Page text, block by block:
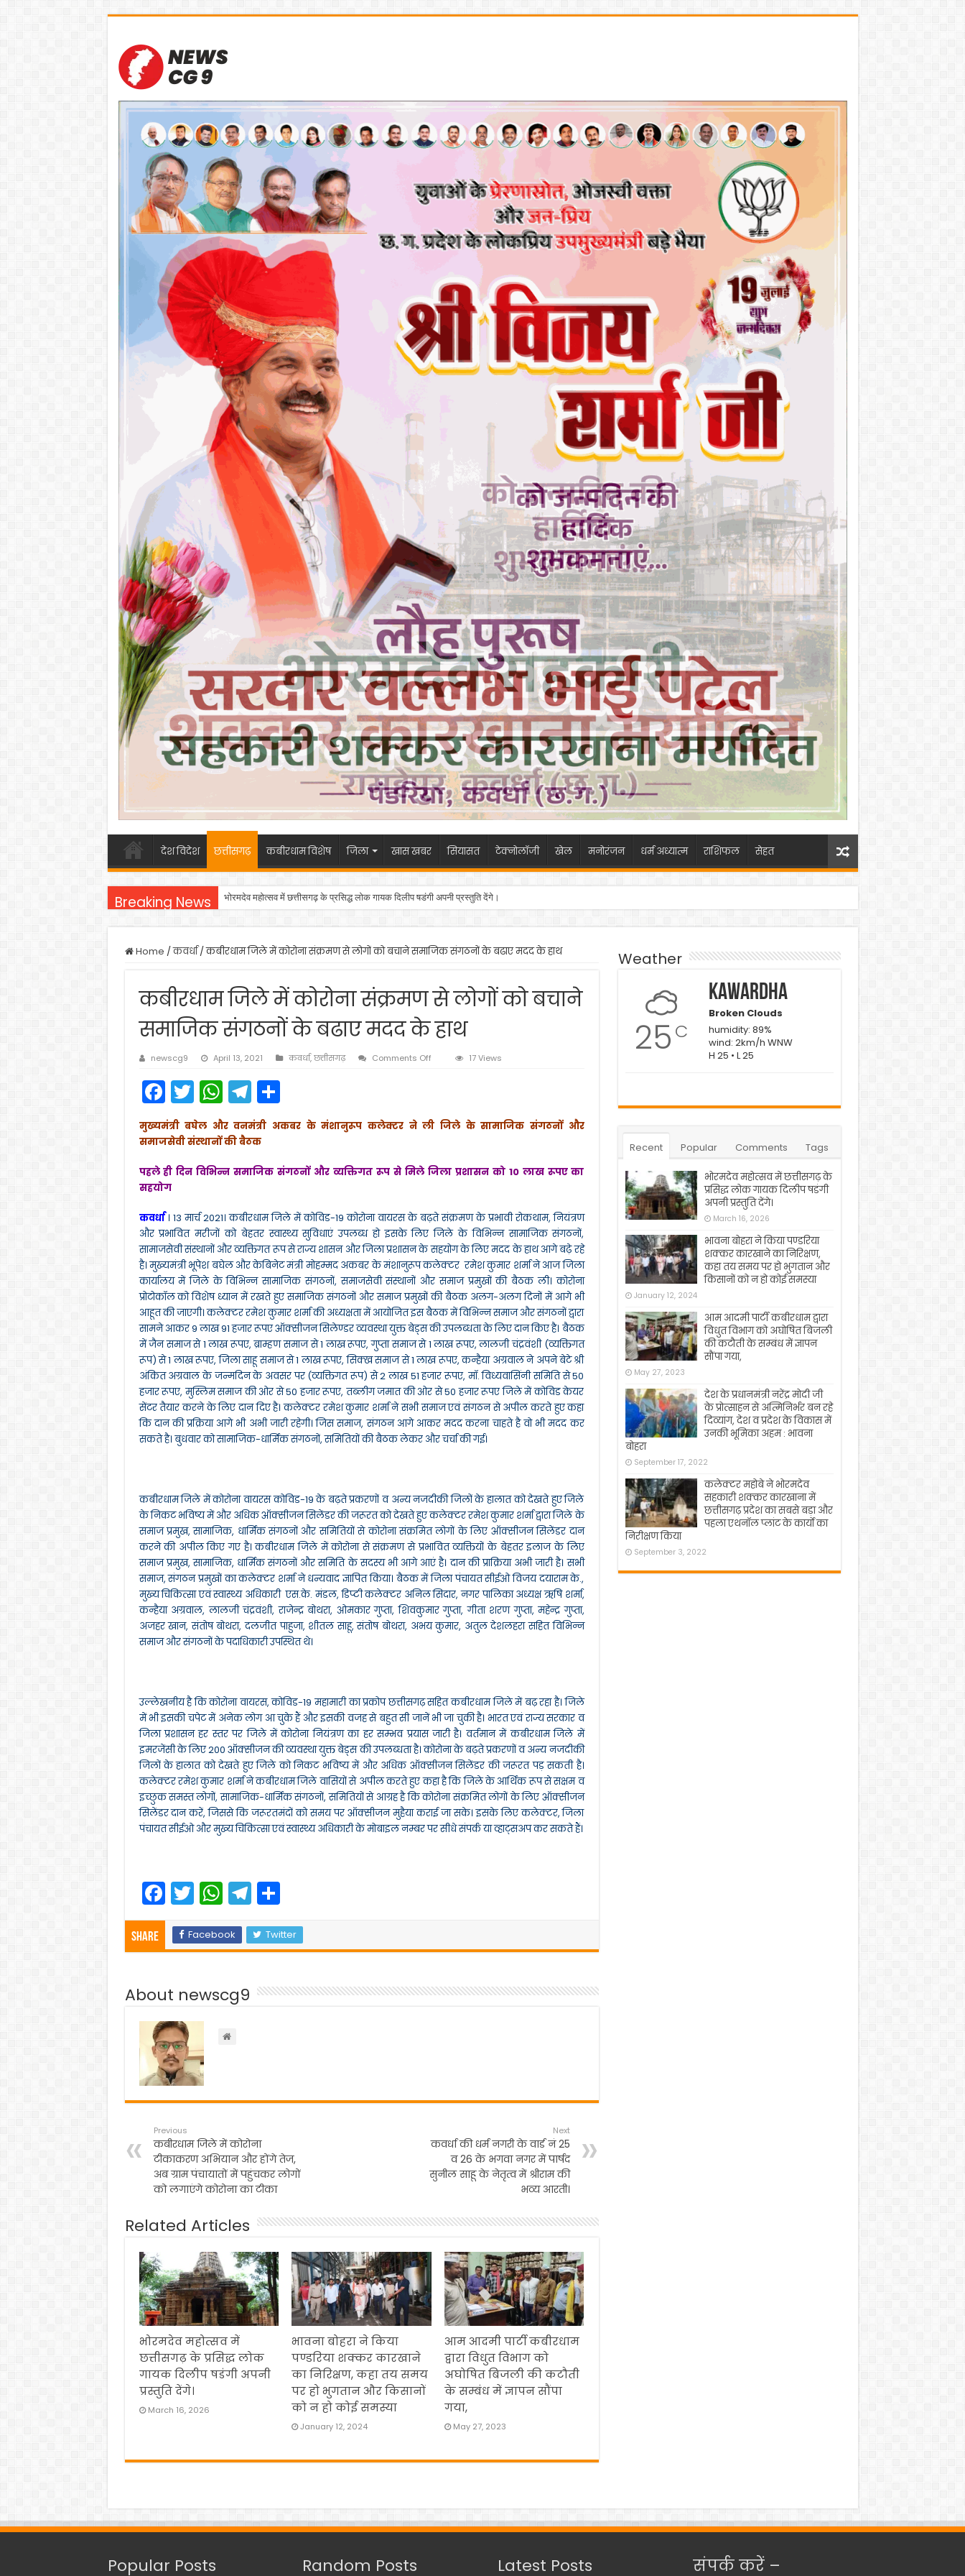
देश विदेश छत्तीसगढ़ कबीरधाम विशेष जिला खास खबर सियासत टेक्नोलॉजी खेल मनोरंजन धर्म अध्यात्म राशिफल सेहत
Breaking News भोरमदेव महोत्सव में छत्तीसगढ़ के प्रसिद्ध लोक गायक दिलीप षडंगी अपनी प्रस्तुति देंगे।
Home /कवर्धा/कबीरधाम जिले में कोरोना संक्रमण से लोगों को बचाने समाजिक संगठनों के बढाए मदद के हाथ
कबीरधाम जिले में कोरोना संक्रमण से लोगों को बचाने
समाजिक संगठनों के बढाए मदद के हाथ
newscg9 April 13, 2021 कवर्धा,छत्तीसगढ़ Comments Offon
संक्रमण
से
बचाने
समाजिक
बढाए
मदद
के
हाथ
17 Views
F
a
c
e
b
o
o
k
T
w
itt
er
W
h
a
ts
A
p
p
T
el
e
gr
a
m
S
h
ar
e
मुख्यमंत्री बघेल और वनमंत्री अकबर के मंशानुरूप कलेक्टर ने ली जिले के सामाजिक संगठनों और
समाजसेवी संस्थानों की बैठक
पहले ही दिन विभिन्न समाजिक संगठनों और व्यक्तिगत रूप से मिले जिला प्रशासन को 10 लाख रूपए का
सहयोग
कवर्धा । 13 मार्च 2021। कबीरधाम जिले में कोविड-19 कोरोना वायरस के बढ़ते संक्रमण के प्रभावी रोकथाम, नियंत्रण
और प्रभावित मरीजों को बेहतर स्वास्थ्य सुविधाएं उपलब्ध हो इसके लिए जिले के विभिन्न सामाजिक संगठनों,
सामाजसेवी संस्थानों और व्यक्तिगत रूप से राज्य शासन और जिला प्रशासन के सहयोग के लिए मदद के हाथ आगे बढ़े रहे
है। मुख्यमंत्री भूपेश बघेल और केबिनेट मंत्री मोहम्मद अकबर के मंशानुरूप कलेक्टर रमेश कुमार शर्मा ने आज जिला
कार्यालय में जिले के विभिन्न सामाजिक संगठनों, समाजसेवी संस्थानों और समाज प्रमुखों की बैठक ली। कोरोना
प्रोटोकॉल को विशेष ध्यान में रखते हुए समाजिक संगठनों और समाज प्रमुखों की बैठक अलग-अलग दिनों में आगे भी
आहूत की जाएगी। कलेक्टर रमेश कुमार शर्मा की अध्यक्षता में आयोजित इस बैठक में विभिन्न समाज और संगठनों द्वारा
सामने आकर 9 लाख 91 हजार रूपए ऑक्सीजन सिलेण्डर व्यवस्था युक्त बेड्स की उपलब्धता के लिए दान किए है। बैठक
में जैन समाज से 1 लाख रूपए, ब्राम्हण समाज से 1 लाख रूपए, गुप्ता समाज से 1 लाख रूपए, लालजी चंद्रवंशी (व्यक्तिगत
रूप) से 1 लाख रूपए, जिला साहू समाज से 1 लाख रूपए, सिक्ख समाज से 1 लाख रूपए, कन्हैया अग्रवाल ने अपने बेटे श्री
अंकित अग्रवाल के जन्मदिन के अवसर पर (व्यक्तिगत रूप) से 2 लाख 51 हजार रूपए, मॉ. विध्यवासिंनी समिति से 50
हजार रूपए, मुस्लिम समाज की ओर से 50 हजार रूपए, तब्लीग जमात की ओर से 50 हजार रूपए जिले में कोविड केयर
सेंटर तैयार करने के लिए दान दिए है। कलेक्टर रमेश कुमार शर्मा ने सभी समाज एवं संगठन से अपील करते हुए कहा
कि दान की प्रक्रिया आगे भी अभी जारी रहेगी। जिस समाज, संगठन आगे आकर मदद करना चाहते है वो भी मदद कर
सकते है। बुधवार को सामाजिक-धार्मिक संगठनों, समितियों की बैठक लेकर और चर्चा की गई।
कबीरधाम जिले में कोरोना वायरस कोविड-19 के बढ़ते प्रकरणों व अन्य नजदीकी जिलों के हालात को देखते हुए जिले
के निकट भविष्य में और अधिक ऑक्सीजन सिलेंडर की जरूरत को देखते हुए कलेक्टर रमेश कुमार शर्मा द्वारा जिले के
समाज प्रमुख, सामाजिक, धार्मिक संगठनों और समितियों से कोरोना संक्रमित लोगों के लिए ऑक्सीजन सिलेंडर दान
करने की अपील किए गए है। कबीरधाम जिले में कोरोना से संक्रमण से प्रभावित व्यक्तियों के बेहतर इलाज के लिए
समाज प्रमुख, सामाजिक, धार्मिक संगठनों और समिति के सदस्य भी आगे आएं है। दान की प्राक्रिया अभी जारी है। सभी
समाज, संगठन प्रमुखों का कलेक्टर शर्मा ने धन्यवाद ज्ञापित किया। बैठक में जिला पंचायत सीईओ विजय दयाराम के.,
मुख्य चिकित्सा एवं स्वास्थ्य अधिकारी एस.के. मंडल, डिप्टी कलेक्टर अनिल सिदार, नगर पालिका अध्यक्ष ऋषि शर्मा,
कन्हैया अग्रवाल, लालजी चंद्रवंशी, राजेन्द्र बोथरा, ओमकार गुप्ता, शिवकुमार गुप्ता, गीता शरण गुप्ता, महेन्द्र गुप्ता,
अजहर खान, संतोष बोथरा, दलजीत पाहुजा, शीतल साहू, संतोष बोथरा, अभय कुमार, अतुल देशलहरा सहित विभिन्न
समाज और संगठनों के पदाधिकारी उपस्थित थे।
उल्लेखनीय है कि कोरोना वायरस, कोविड-19 महामारी का प्रकोप छत्तीसगढ़ सहित कबीरधाम जिले में बढ़ रहा है। जिले
में भी इसकी चपेट में अनेक लोग आ चुके हैं और इसकी वजह से बहुत सी जानें भी जा चुकी है। भारत एवं राज्य सरकार व
जिला प्रशासन हर स्तर पर जिले में कोरोना नियंत्रण का हर सम्भव प्रयास जारी है। वर्तमान में कबीरधाम जिले में
इमरजेंसी के लिए 200 ऑक्सीजन की व्यवस्था युक्त बेड्स की उपलब्धता है। कोरोना के बढ़ते प्रकरणों व अन्य नजदीकी
जिलों के हालात को देखते हुए जिले को निकट भविष्य में और अधिक ऑक्सीजन सिलेंडर की जरूरत पड़ सकती है।
कलेक्टर रमेश कुमार शर्मा ने कबीरधाम जिले वासियों से अपील करते हुए कहा है कि जिले के आर्थिक रूप से सक्षम व
इच्छुक समस्त लोगों, सामाजिक-धार्मिक संगठनों, समितियों से आग्रह है कि कोरोना संक्रमित लोगों के लिए ऑक्सीजन
सिलेंडर दान करें, जिससे कि जरूरतमंदों को समय पर ऑक्सीजन मुहैया कराई जा सके। इसके लिए कलेक्टर, जिला
पंचायत सीईओ और मुख्य चिकित्सा एवं स्वास्थ्य अधिकारी के मोबाइल नम्बर पर सीधे संपर्क या व्हाट्सअप कर सकते हैं।
F
a
c
e
b
o
o
k
T
w
itt
er
W
h
a
ts
A
p
p
T
el
e
gr
a
S
ar
e
Share Facebook Twitter
About newscg9
Previous
कबीरधाम जिले में कोरोना
टीकाकरण अभियान और होंगे तेज,
अब ग्राम पंचायातों में पहुंचकर लोगों
को लगाएंगे कोरोना का टीका
Next
कवर्धा की धर्म नगरी के वार्ड नं 25
व 26 के भगवा नगर में पार्षद
सुनील साहू के नेतृत्व में श्रीराम की
भव्य आरती।
Related Articles
भोरमदेव महोत्सव में
छत्तीसगढ़ के प्रसिद्ध लोक
गायक दिलीप षडंगी अपनी
प्रस्तुति देंगे।
March 16, 2026
भावना बोहरा ने किया
पण्डरिया शक्कर कारखाने
का निरिक्षण, कहा तय समय
पर हो भुगतान और किसानों
को न हो कोई समस्या
January 12, 2024
आम आदमी पार्टी कबीरधाम
द्वारा विधुत विभाग को
अघोषित बिजली की कटौती
के सम्बंध में ज्ञापन सौंपा
गया,
May 27, 2023
Weather
25 C
Kawardha
Broken Clouds
humidity: 89%
wind: 2km/h WNW
H 25 • L 25
Recent Popular Comments Tags
भोरमदेव महोत्सव में छत्तीसगढ़ के
प्रसिद्ध लोक गायक दिलीप षडंगी
अपनी प्रस्तुति देंगे।
March 16, 2026
भावना बोहरा ने किया पण्डरिया
शक्कर कारखाने का निरिक्षण,
कहा तय समय पर हो भुगतान और
किसानों को न हो कोई समस्या
January 12, 2024
आम आदमी पार्टी कबीरधाम द्वारा
विधुत विभाग को अघोषित बिजली
की कटौती के सम्बंध में ज्ञापन
सौंपा गया,
May 27, 2023
देश के प्रधानमंत्री नरेंद्र मोदी जी
के प्रोत्साहन से अत्मिनिर्भर बन रहे
दिव्यांग, देश व प्रदेश के विकास में
उनकी भूमिका अहम : भावना
बोहरा
September 17, 2022
कलेक्टर महोबे ने भोरमदेव
सहकारी शक्कर कारखाना में
छत्तीसगढ़ प्रदेश का सबसे बड़ा और
पहला एथनॉल प्लांट के कार्यो का
निरीक्षण किया
September 3, 2022
Popular Posts Random Posts Latest Posts संपर्क करें –